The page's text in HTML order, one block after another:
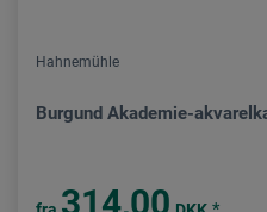
Hahnemühle
Burgund Akademie-
314,00